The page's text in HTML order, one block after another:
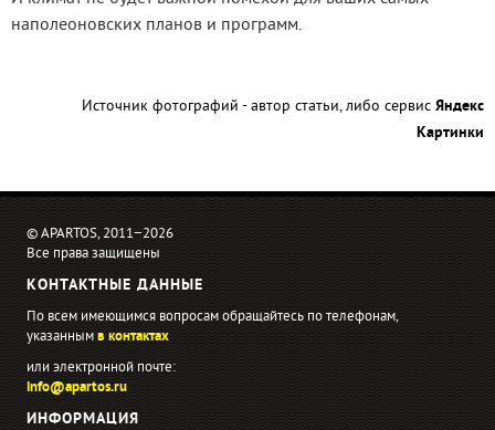
наполеоновских планов и программ.
Источник фотографий - автор статьи, либо сервис Яндекс
Картинки
© APARTOS, 2011−2026
Все права защищены
КОНТАКТНЫЕ ДАННЫЕ
По всем имеющимся вопросам обращайтесь по телефонам,
указаннымв контактах
или электронной почте:
info@apartos.ru
ИНФОРМАЦИЯ